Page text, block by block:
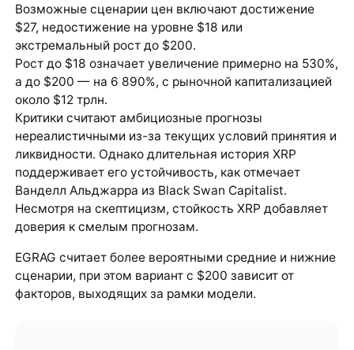
Возможные сценарии цен включают достижение
$27, недостижение на уровне $18 или
экстремальный рост до $200.
Рост до $18 означает увеличение примерно на 530%,
а до $200 — на 6 890%, с рыночной капитализацией
около $12 трлн.
Критики считают амбициозные прогнозы
нереалистичными из-за текущих условий принятия и
ликвидности. Однако длительная история XRP
поддерживает его устойчивость, как отмечает
Ванделл Альджарра из Black Swan Capitalist.
Несмотря на скептицизм, стойкость XRP добавляет
доверия к смелым прогнозам.
EGRAG считает более вероятными средние и нижние
сценарии, при этом вариант с $200 зависит от
факторов, выходящих за рамки модели.